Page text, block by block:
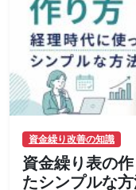
で
の
流
れ
を
時
系
列
で
解
説
資金繰り改善の知識
資金繰り表の
たシンプルな